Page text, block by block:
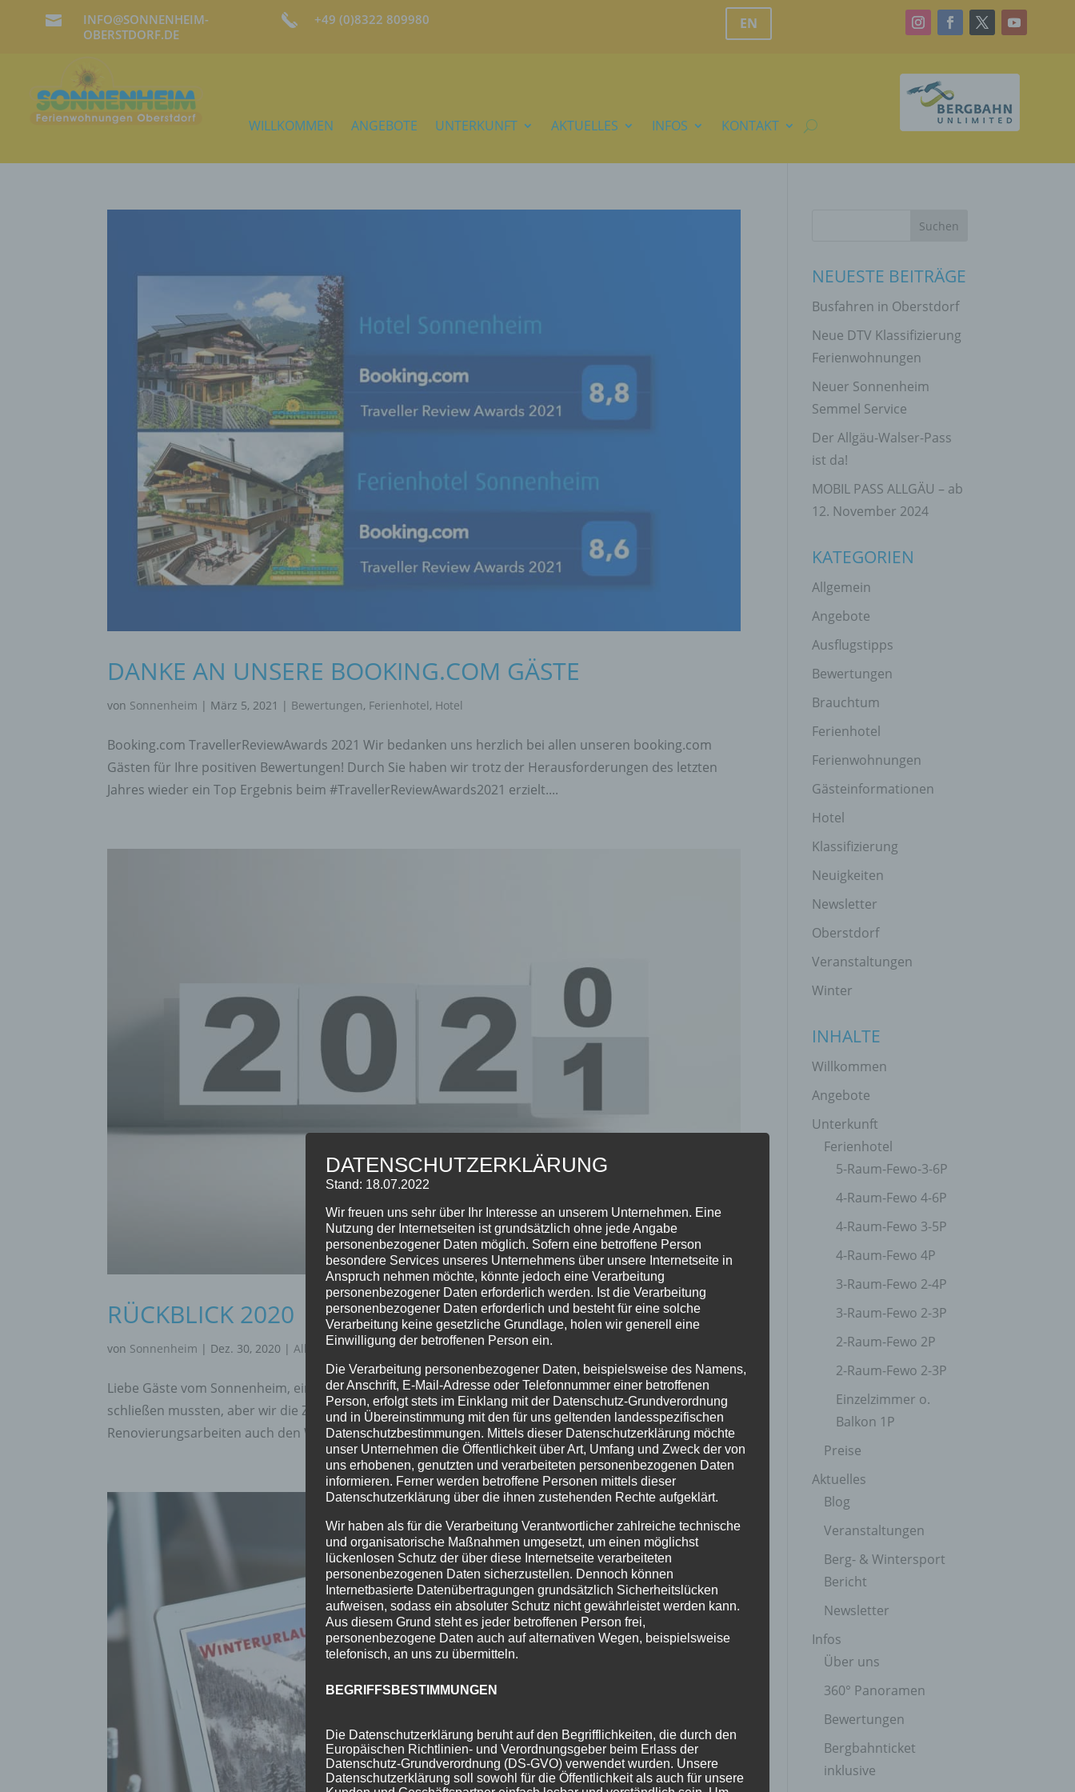

INFO@SONNENHEIM-
OBERSTDORF.DE
+49 (0)8322 809980 EN
WILLKOMMEN ANGEBOTE UNTERKUNFT AKTUELLES INFOS KONTAKT
DANKE AN UNSERE BOOKING.COM GÄSTE
von Sonnenheim | März 5, 2021 | Bewertungen, Ferienhotel, Hotel
Booking.com TravellerReviewAwards 2021 Wir bedanken uns herzlich bei allen unseren booking.com
Gästen für Ihre positiven Bewertungen! Durch Sie haben wir trotz der Herausforderungen des letzten
Jahres wieder ein Top Ergebnis beim #TravellerReviewAwards2021 erzielt....
RÜCKBLICK 2020
von Sonnenheim | Dez. 30, 2020 |Allgemein,Ferienhotel, Gästeinformationen, Hotel
Liebe Gäste vom Sonnenheim, ein schwieriges Jahr geht zu Ende, das Jahr indem wir 4,5 Monate
schließen mussten, aber wir die Zeit genutzt haben. Wir haben neben den normalen
Renovierungsarbeiten auch den Wellnessbereich umgestaltet. Das Dampfbad musste einer modernen...
NEUESTE BEITRÄGE
Busfahren in Oberstdorf
Neue DTV Klassifizierung
Ferienwohnungen
Neuer Sonnenheim
Semmel Service
Der Allgäu-Walser-Pass
ist da!
MOBIL PASS ALLGÄU – ab
12. November 2024
KATEGORIEN
Allgemein
Angebote
Ausflugstipps
Bewertungen
Brauchtum
Ferienhotel
Ferienwohnungen
Gästeinformationen
Hotel
Klassifizierung
Neuigkeiten
Newsletter
Oberstdorf
Veranstaltungen
Winter
INHALTE
Willkommen
Angebote
Unterkunft
Ferienhotel
5-Raum-Fewo-3-6P
4-Raum-Fewo 4-6P
4-Raum-Fewo 3-5P
4-Raum-Fewo 4P
3-Raum-Fewo 2-4P
3-Raum-Fewo 2-3P
2-Raum-Fewo 2P
2-Raum-Fewo 2-3P
Einzelzimmer o.
Balkon 1P
Preise
Aktuelles
Blog
Veranstaltungen
Berg- & Wintersport
Bericht
Newsletter
Infos
Über uns
360° Panoramen
Bewertungen
Bergbahnticket
inklusive
DATENSCHUTZERKLÄRUNG
Stand: 18.07.2022
Wir freuen uns sehr über Ihr Interesse an unserem Unternehmen. Eine
Nutzung der Internetseiten ist grundsätzlich ohne jede Angabe
personenbezogener Daten möglich. Sofern eine betroffene Person
besondere Services unseres Unternehmens über unsere Internetseite in
Anspruch nehmen möchte, könnte jedoch eine Verarbeitung
personenbezogener Daten erforderlich werden. Ist die Verarbeitung
personenbezogener Daten erforderlich und besteht für eine solche
Verarbeitung keine gesetzliche Grundlage, holen wir generell eine
Einwilligung der betroffenen Person ein.
Die Verarbeitung personenbezogener Daten, beispielsweise des Namens,
der Anschrift, E-Mail-Adresse oder Telefonnummer einer betroffenen
Person, erfolgt stets im Einklang mit der Datenschutz-Grundverordnung
und in Übereinstimmung mit den für uns geltenden landesspezifischen
Datenschutzbestimmungen. Mittels dieser Datenschutzerklärung möchte
unser Unternehmen die Öffentlichkeit über Art, Umfang und Zweck der von
uns erhobenen, genutzten und verarbeiteten personenbezogenen Daten
informieren. Ferner werden betroffene Personen mittels dieser
Datenschutzerklärung über die ihnen zustehenden Rechte aufgeklärt.
Wir haben als für die Verarbeitung Verantwortlicher zahlreiche technische
und organisatorische Maßnahmen umgesetzt, um einen möglichst
lückenlosen Schutz der über diese Internetseite verarbeiteten
personenbezogenen Daten sicherzustellen. Dennoch können
Internetbasierte Datenübertragungen grundsätzlich Sicherheitslücken
aufweisen, sodass ein absoluter Schutz nicht gewährleistet werden kann.
Aus diesem Grund steht es jeder betroffenen Person frei,
personenbezogene Daten auch auf alternativen Wegen, beispielsweise
telefonisch, an uns zu übermitteln.
BEGRIFFSBESTIMMUNGEN
Die Datenschutzerklärung beruht auf den Begrifflichkeiten, die durch den
Europäischen Richtlinien- und Verordnungsgeber beim Erlass der
Datenschutz-Grundverordnung (DS-GVO) verwendet wurden. Unsere
Datenschutzerklärung soll sowohl für die Öffentlichkeit als auch für unsere